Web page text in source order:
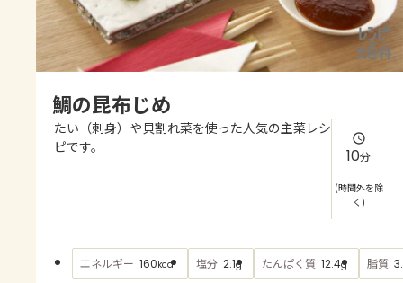
レシピ
よくあるお問い合わせ
鯛の昆布じめ
たい（刺身）や貝割れ菜を使った人気の主菜レシ
ピです。
10分
(時間外を除
く)
エネルギー 160kcal 塩分 2.1g たんぱく質 12.4g 脂質